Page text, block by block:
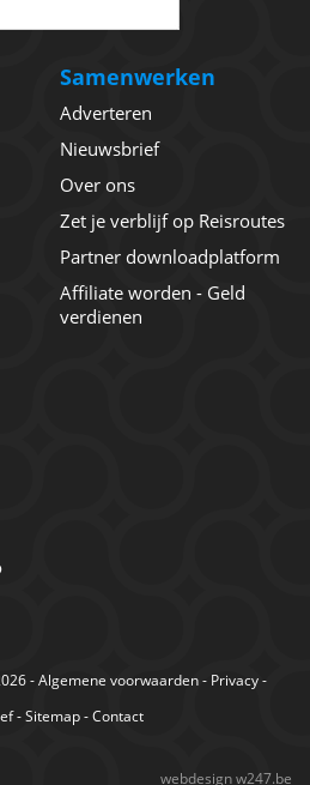
Samenwerken
Adverteren
Nieuwsbrief
Over ons
Zet je verblijf op Reisroutes
Partner downloadplatform
Affiliate worden - Geld
verdienen
-Algemene voorwaarden- Privacy-
-Sitemap-Contact
webdesign w247.be